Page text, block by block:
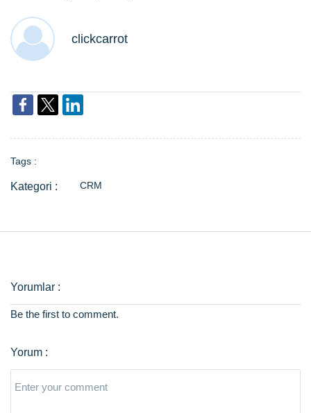
clickcarrot
Tags :
CRM
Be the first to comment.